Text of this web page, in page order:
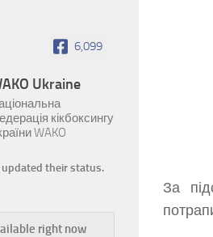
За
6,099
Ukraine
кікбоксингу
WAKO
updated their status.
right now